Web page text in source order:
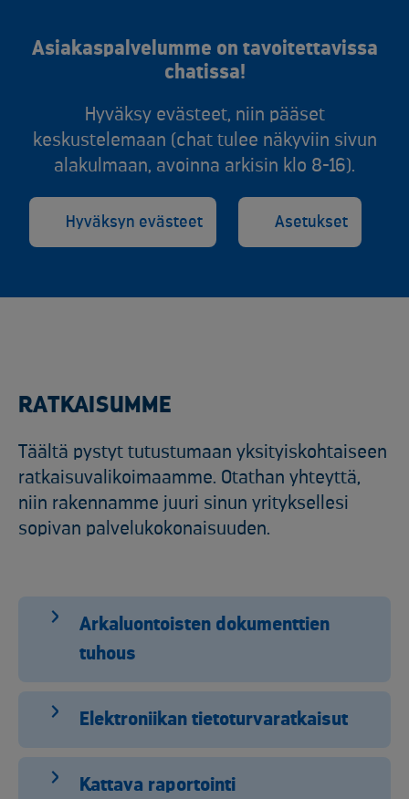
Asiakaspalvelumme on tavoitettavissa
chatissa!
Hyväksy evästeet, niin pääset
keskustelemaan (chat tulee näkyviin sivun
alakulmaan, avoinna arkisin klo 8-16).
Hyväksyn evästeet Asetukset
RATKAISUMME
Täältä pystyt tutustumaan yksityiskohtaiseen
ratkaisuvalikoimaamme. Otathan yhteyttä,
niin rakennamme juuri sinun yrityksellesi
sopivan palvelukokonaisuuden.
Arkaluontoisten dokumenttien
tuhous
Elektroniikan tietoturvaratkaisut
Kattava raportointi